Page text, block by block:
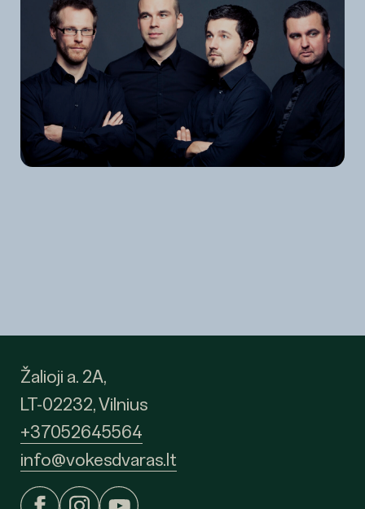
Žalioji a. 2A,
LT-02232, Vilnius
+37052645564
info@vokesdvaras.lt